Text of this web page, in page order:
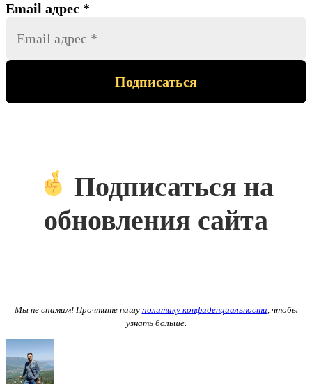
Email адрес *
Подписаться на
обновления сайта
Мы не спамим! Прочтите нашу политику конфиденциальности , чтобы
узнать больше.